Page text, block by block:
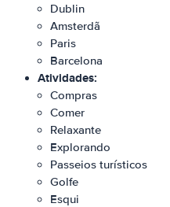
Dublin
Amsterdã
Paris
Barcelona
Atividades:
Compras
Comer
Relaxante
Explorando
Passeios turísticos
Golfe
Esqui